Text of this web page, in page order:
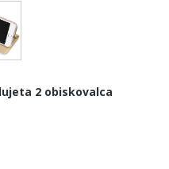
2 obiskovalca